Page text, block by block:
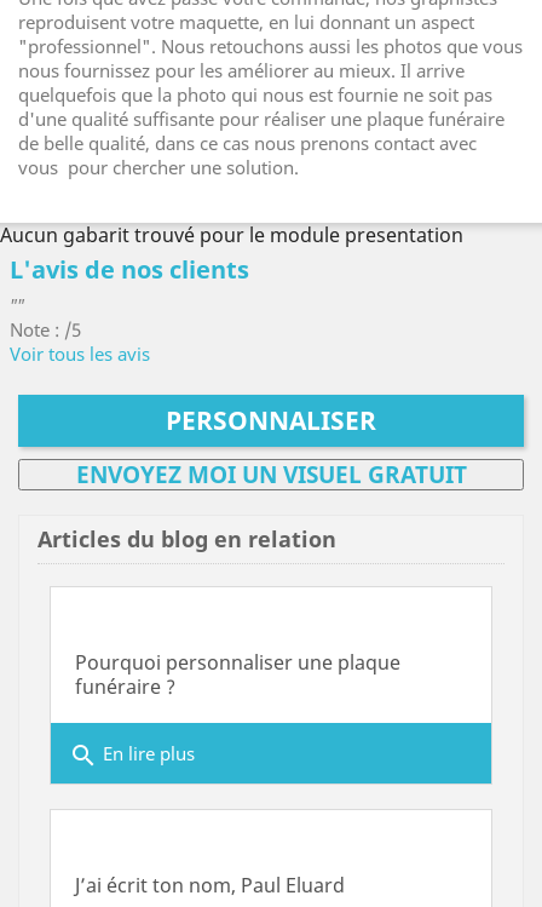
reproduisent votre maquette, en lui donnant un aspect
"professionnel". Nous retouchons aussi les photos que vous
nous fournissez pour les améliorer au mieux. Il arrive
quelquefois que la photo qui nous est fournie ne soit pas
d'une qualité suffisante pour réaliser une plaque funéraire
de belle qualité, dans ce cas nous prenons contact avec
vous pour chercher une solution.
Aucun gabarit trouvé pour le module presentation
L'avis de nos clients
""
Note : /5
Voir tous les avis
PERSONNALISER
ENVOYEZ MOI UN VISUEL GRATUIT
Articles du blog en relation
Pourquoi personnaliser une plaque
funéraire ?
search En lire plus
J’ai écrit ton nom, Paul Eluard